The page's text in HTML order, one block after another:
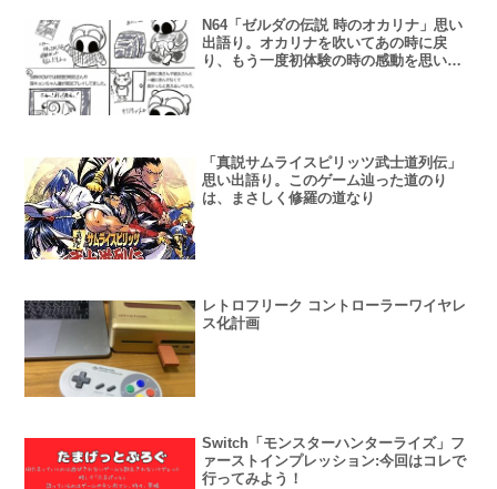
N64「ゼルダの伝説 時のオカリナ」思い
出語り。オカリナを吹いてあの時に戻
り、もう一度初体験の時の感動を思い出
「真説サムライスピリッツ武士道列伝」
思い出語り。このゲーム辿った道のり
は、まさしく修羅の道なり
レトロフリーク コントローラーワイヤレ
ス化計画
Switch「モンスターハンターライズ」フ
ァーストインプレッション:今回はコレで
行ってみよう！